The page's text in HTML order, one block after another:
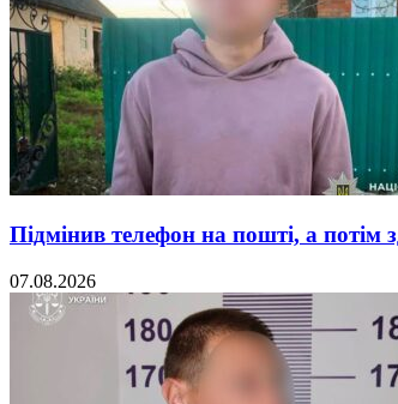
Підмінив телефон на пошті, а потім
07.08.2026